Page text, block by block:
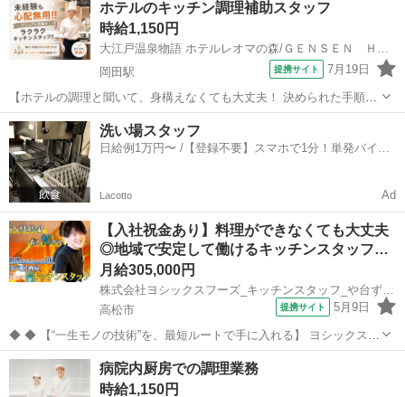
が丁寧に教えます！ 【必須資格】 ◇不問 【必須条件】 ◇病院・施設
での調理...
ホテルのキッチン調理補助スタッフ
時給1,150円
大江戸温泉物語 ホテルレオマの森/ＧＥＮＳＥＮ ＨＯＬＤＩＮＧＳ株式会社
岡田駅
提携サイト 7月19日
【ホテルの調理と聞いて、身構えなくても大丈夫！ 決められた手順に
沿って進める、覚えやすいキッチンのお仕事です】 ホテルのキッチン
と聞くと、「料理の経験が必要そう」「専門的で難しそう」と思われ
るかもしれません。 しかし、当...
香川 丸亀市 岡田駅
洗い場スタッフ
日給例1万円〜 /【登録不要】スマホで1分！単発バイト
Lacotto Ad
【入社祝金あり】料理ができなくても大丈夫
◎地域で安定して働けるキッチンスタッフ…
月給305,000円
株式会社ヨシックスフーズ_キッチンスタッフ_や台ずし片原町 (正社員)
高松市
提携サイト 5月9日
◆ ◆ 【“一生モノの技術”を、最短ルートで手に入れる】 ヨシックスフ
ーズが運営する寿司居酒屋「や台ずし」では、 鮮魚の一部を加工済み
の状態で仕入れることで仕込みの負担を大幅に削減しています。 入社
後は余計な工程に時間...
香川 高松市 キッチン
病院内厨房での調理業務
時給1,150円